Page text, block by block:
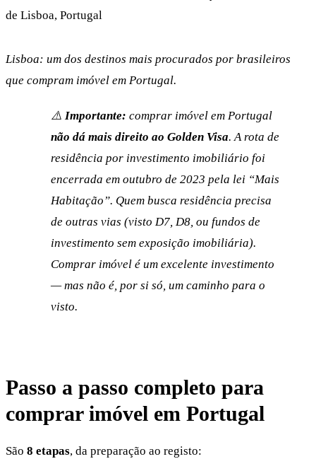
Lisboa: um dos destinos mais procurados por brasileiros
que compram imóvel em Portugal.
⚠️ Importante: comprar imóvel em Portugal
não dá mais direito ao Golden Visa. A rota de
residência por investimento imobiliário foi
encerrada em outubro de 2023 pela lei “Mais
Habitação”. Quem busca residência precisa
de outras vias (visto D7, D8, ou fundos de
investimento sem exposição imobiliária).
Comprar imóvel é um excelente investimento
— mas não é, por si só, um caminho para o
visto.
Passo a passo completo para
comprar imóvel em Portugal
São 8 etapas, da preparação ao registo: